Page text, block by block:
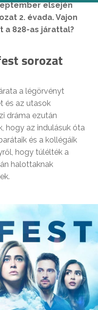
elsején
2. évada. Vajon
a 828-as járattal?
sorozat
a légörvényt
és az utasok
dráma ezután
hogy az indulásuk óta
és a kollégáik
hogy túlélték a
halottaknak